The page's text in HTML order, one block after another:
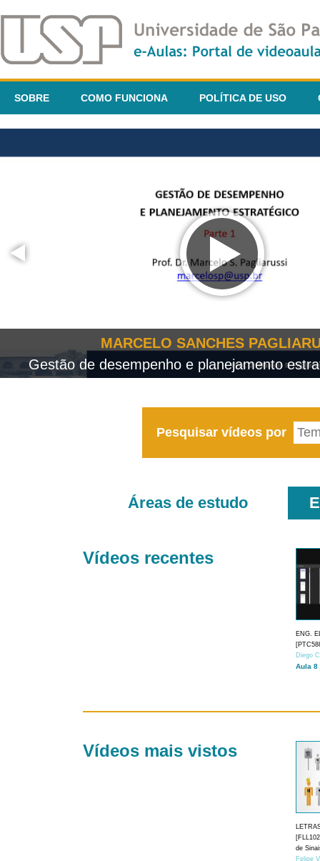
SOBRE COMO FUNCIONA POLÍTICA DE USO
MARCELO SANCHES
Gestão de desempenho e planejamento
Pesquisar vídeos por
Áreas de estudo
Vídeos recentes
ENG.
Diego
Aula 8
Vídeos mais vistos
de
Felipe